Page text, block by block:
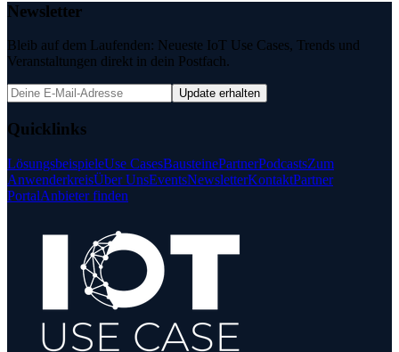
Newsletter
Bleib auf dem Laufenden: Neueste IoT Use Cases, Trends und
Veranstaltungen direkt in dein Postfach.
Update erhalten
Quicklinks
LösungsbeispieleUse CasesBausteinePartnerPodcastsZum
AnwenderkreisÜber UnsEventsNewsletterKontaktPartner
PortalAnbieter finden